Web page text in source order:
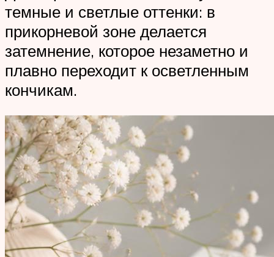
темные и светлые оттенки: в
прикорневой зоне делается
затемнение, которое незаметно и
плавно переходит к осветленным
кончикам.